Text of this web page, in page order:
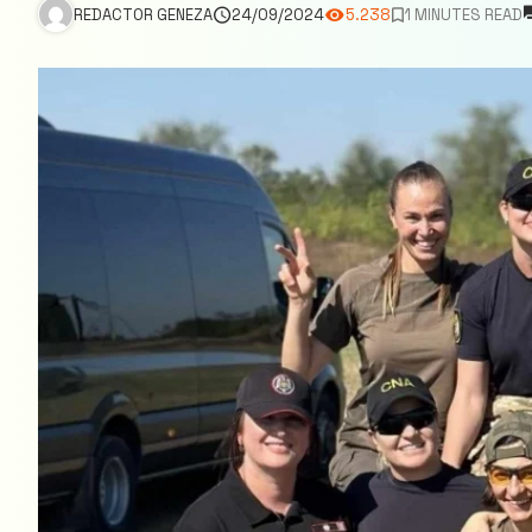
REDACTOR GENEZA 24/09/2024 5.238 1 MINUTES READ